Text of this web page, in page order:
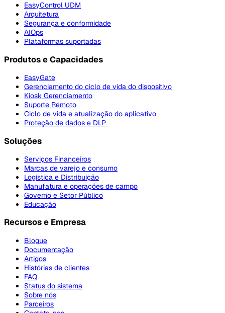
EasyControl UDM
Arquitetura
Segurança e conformidade
AIOps
Plataformas suportadas
Produtos e Capacidades
EasyGate
Gerenciamento do ciclo de vida do dispositivo
Kiosk Gerenciamento
Suporte Remoto
Ciclo de vida e atualização do aplicativo
Proteção de dados e DLP
Soluções
Serviços Financeiros
Marcas de varejo e consumo
Logística e Distribuição
Manufatura e operações de campo
Governo e Setor Público
Educação
Recursos e Empresa
Blogue
Documentação
Artigos
Histórias de clientes
FAQ
Status do sistema
Sobre nós
Parceiros